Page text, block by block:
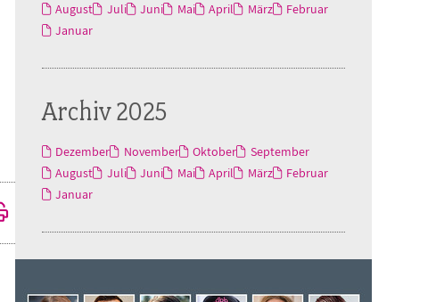
August Juli Juni Mai April März
Februar
Januar
Archiv 2025
Dezember November Oktober
September
August
Juli Juni Mai April März
Februar
Januar